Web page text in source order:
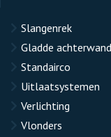
Slangenrek
Gladde achterwand
Standairco
Uitlaatsystemen
Verlichting
Vlonders